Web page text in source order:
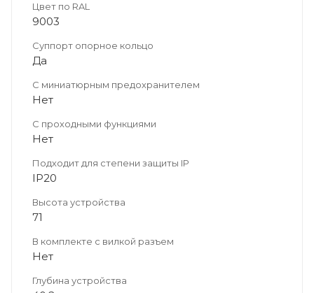
Цвет по RAL
9003
Суппорт опорное кольцо
Да
С миниатюрным предохранителем
Нет
С проходными функциями
Нет
Подходит для степени защиты IP
IP20
Высота устройства
71
В комплекте с вилкой разъем
Нет
Глубина устройства